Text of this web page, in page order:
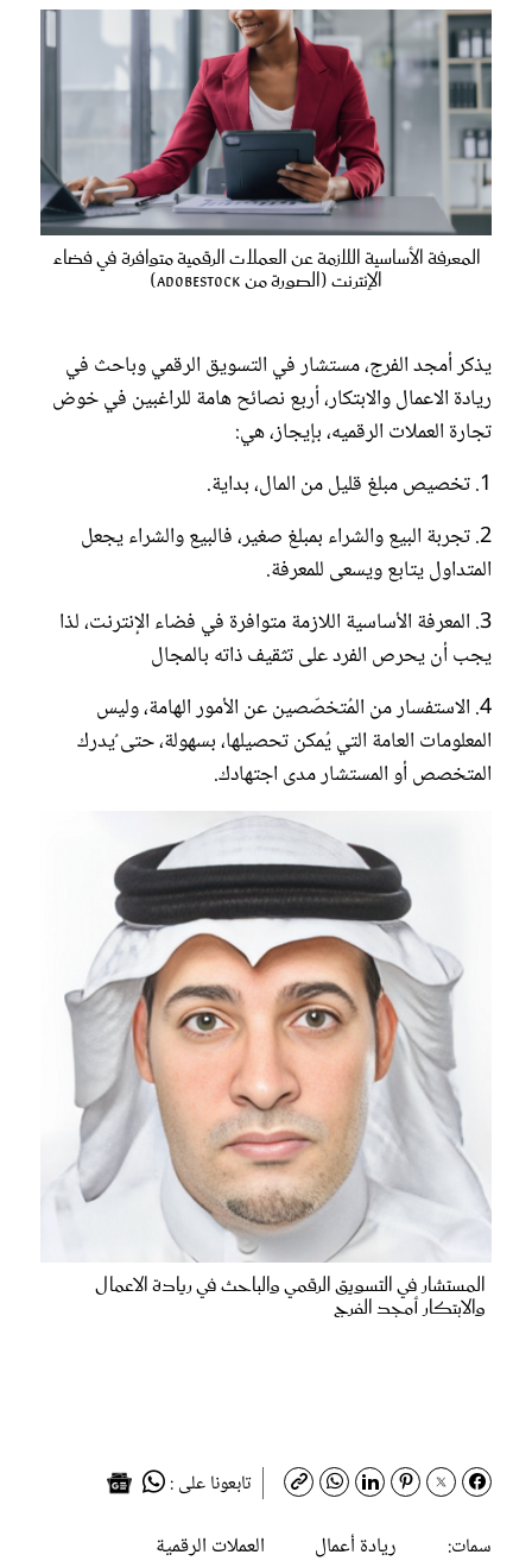
المعرفة الأساسية اللازمة عن العملات الرقمية متوافرة في فضاء
الإنترنت (الصورة من Adobestock)
يذكر أمجد الفرج، مستشار في التسويق الرقمي وباحث في
ريادة الاعمال والابتكار، أربع نصائح هامة للراغبين في خوض
تجارة العملات الرقميه، بإيجاز، هي:
1. تخصيص مبلغ قليل من المال، بداية.
2. تجربة البيع والشراء بمبلغ صغير، فالبيع والشراء يجعل
المتداول يتابع ويسعى للمعرفة.
3. المعرفة الأساسية اللازمة متوافرة في فضاء الإنترنت، لذا
يجب أن يحرص الفرد على تثقيف ذاته بالمجال
4. الاستفسار من المُتخصّصين عن الأمور الهامة، وليس
المعلومات العامة التي يُمكن تحصيلها، بسهولة، حتى ُيدرك
المتخصص أو المستشار مدى اجتهادك.
المستشار في التسويق الرقمي والباحث في ريادة الاعمال
والابتكار أمجد الفرج
تابعونا على :
سمات:
ريادة أعمال العملات الرقمية